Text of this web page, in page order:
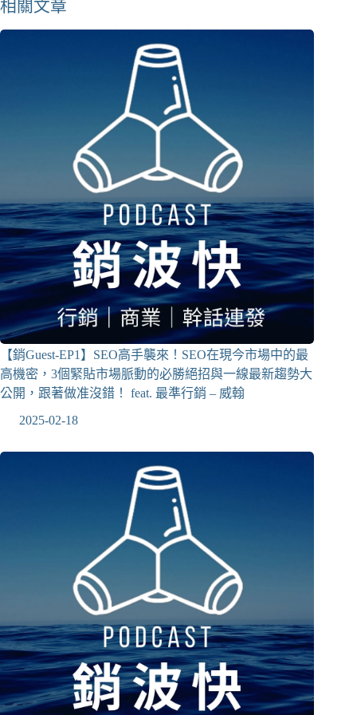
相關文章
【銷Guest-EP1】SEO高手襲來！SEO在現今市場中的最
高機密，3個緊貼市場脈動的必勝絕招與一線最新趨勢大
公開，跟著做准沒錯！ feat. 最準行銷 – 威翰
2025-02-18